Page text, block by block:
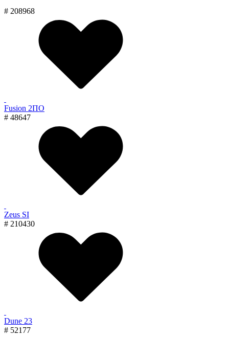
# 208968
Fusion 2ПО
# 48647
Zeus SI
# 210430
Dune 23
# 52177